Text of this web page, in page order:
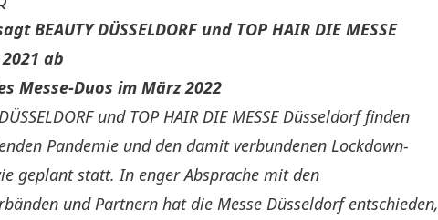
BEAUTY DÜSSELDORF und TOP HAIR DIE MESSE
ab
Messe-Duos im März 2022
und TOP HAIR DIE MESSE Düsseldorffinden
Pandemie und den damit verbundenen Lockdown-
geplant statt. In enger Absprache mit den
und Partnern hat die Messe Düsseldorf entschieden,